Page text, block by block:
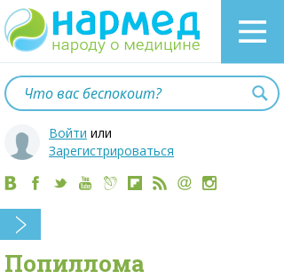
Войти или
Зарегистрироваться
Попиллома